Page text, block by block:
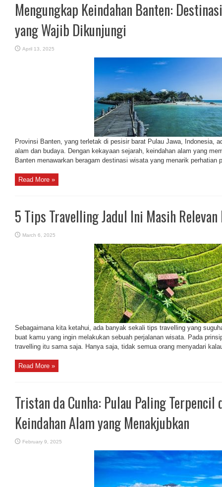
Mengungkap Keindahan Banten:
yang Wajib Dikunjungi
April 13, 2025
Provinsi Banten, yang terletak di pesisir barat Pulau Jawa, Indonesia,
alam dan budaya. Dengan kekayaan sejarah, keindahan alam yang
Banten menawarkan beragam destinasi wisata yang menarik perhatian
Read More »
5 Tips Travelling Jadul Ini Masih
March 6, 2025
Sebagaimana kita ketahui, ada banyak sekali tips travelling yang
buat kamu yang ingin melakukan sebuah perjalanan wisata. Pada
travelling itu sama saja. Hanya saja, tidak semua orang menyadari
Read More »
Tristan da Cunha: Pulau Paling Terpencil
Keindahan Alam yang Menakjubkan
February 9, 2025